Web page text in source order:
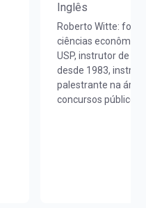
Inglês
Roberto Witte:
ciências
USP, instrutor de
desde 1983,
palestrante na área
concursos públicos